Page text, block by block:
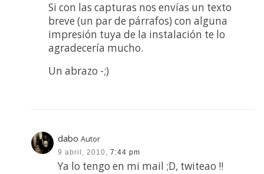
Si con las capturas nos envías un texto
breve (un par de párrafos) con alguna
impresión tuya de la instalación te lo
agradecería mucho.
Un abrazo -;)
dabo Autor
9 abril, 2010, 7:44 pm
Ya lo tengo en mi mail ;D, twiteao !!